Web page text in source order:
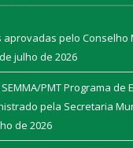
aprovadas pelo Conselho
julho de 2026
SEMMA/PMT Programa de
pela Secretaria
de 2026